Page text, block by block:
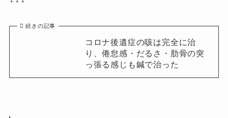
続きの記事
コロナ後遺症の咳は完全に治
り、倦怠感・だるさ・肋骨の突
っ張る感じも鍼で治った